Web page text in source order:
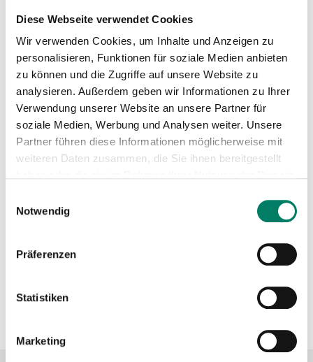
Diese Webseite verwendet Cookies
Wir verwenden Cookies, um Inhalte und Anzeigen zu
personalisieren, Funktionen für soziale Medien anbieten
zu können und die Zugriffe auf unsere Website zu
analysieren. Außerdem geben wir Informationen zu Ihrer
Verwendung unserer Website an unsere Partner für
soziale Medien, Werbung und Analysen weiter. Unsere
Partner führen diese Informationen möglicherweise mit
weiteren Daten zusammen, die Sie ihnen bereitgestellt
Notwendig
Präferenzen
Statistiken
Marketing
Mini-Fahrplan
Betreiber
Regionalverkehr Köln GmbH
https://www.rvk.de
+49 221 1637-0
Verkehrsverbund